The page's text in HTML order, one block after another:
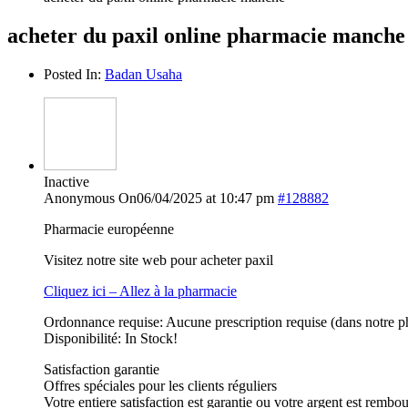
acheter du paxil online pharmacie manche
Posted In: Badan Usaha
Inactive
Anonymous On06/04/2025 at 10:47 pm #128882
Pharmacie européenne
Visitez notre site web pour acheter paxil
Cliquez ici – Allez à la pharmacie
Ordonnance requise: Aucune prescription requise (dans notre
Disponibilité: In Stock!
Satisfaction garantie
Offres spéciales pour les clients réguliers
Votre entiere satisfaction est garantie ou votre argent est